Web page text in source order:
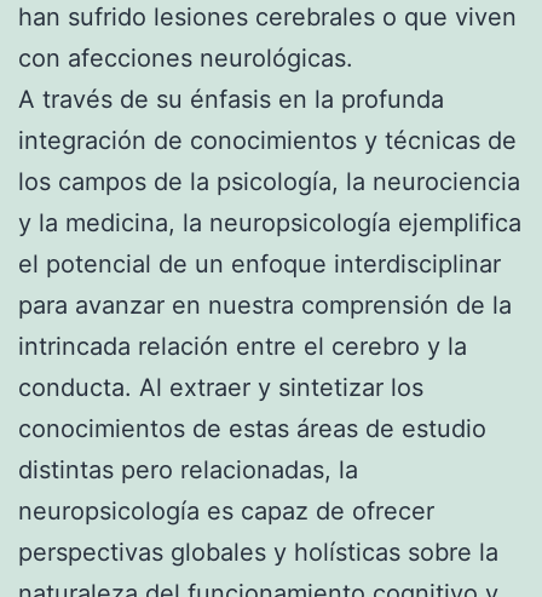
han sufrido lesiones cerebrales o que viven
con afecciones neurológicas.
A través de su énfasis en la profunda
integración de conocimientos y técnicas de
los campos de la psicología, la neurociencia
y la medicina, la neuropsicología ejemplifica
el potencial de un enfoque interdisciplinar
para avanzar en nuestra comprensión de la
intrincada relación entre el cerebro y la
conducta. Al extraer y sintetizar los
conocimientos de estas áreas de estudio
distintas pero relacionadas, la
neuropsicología es capaz de ofrecer
perspectivas globales y holísticas sobre la